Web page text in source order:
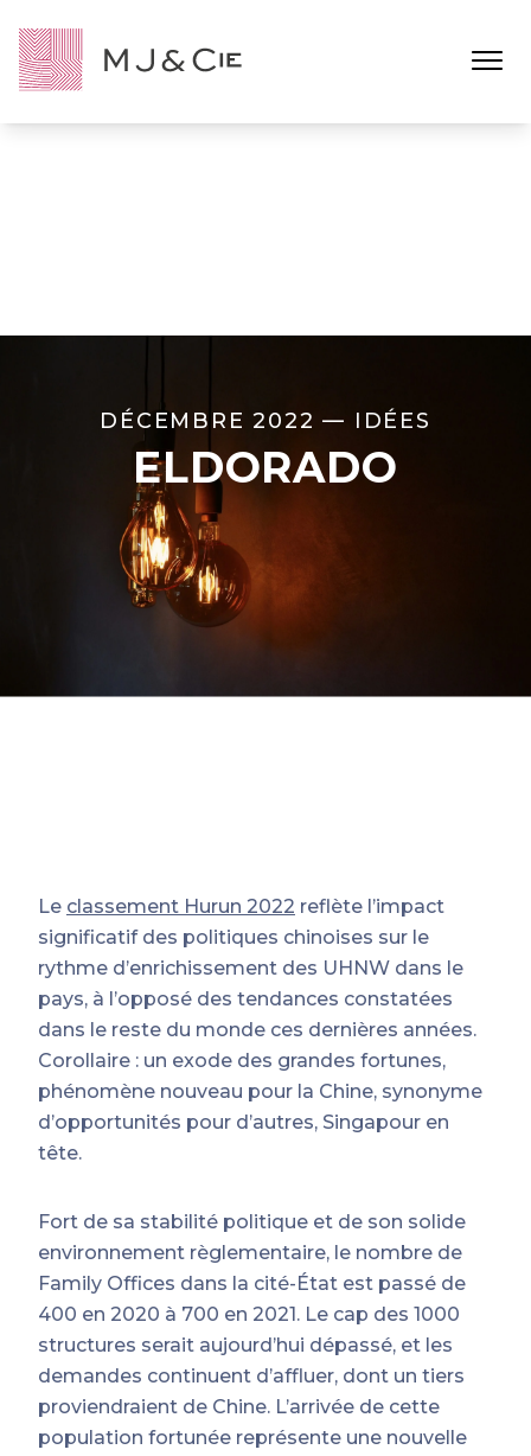
Ouvrir
ELDORADO
DÉCEMBRE 2022 — IDÉES
Le classement Hurun 2022 reflète l’impact
significatif des politiques chinoises sur le
rythme d’enrichissement des UHNW dans le
pays, à l’opposé des tendances constatées
dans le reste du monde ces dernières années.
Corollaire : un exode des grandes fortunes,
phénomène nouveau pour la Chine, synonyme
d’opportunités pour d’autres, Singapour en
tête.
Fort de sa stabilité politique et de son solide
environnement règlementaire, le nombre de
Family Offices dans la cité-État est passé de
400 en 2020 à 700 en 2021. Le cap des 1000
structures serait aujourd’hui dépassé, et les
demandes continuent d’affluer, dont un tiers
proviendraient de Chine. L’arrivée de cette
population fortunée représente une nouvelle